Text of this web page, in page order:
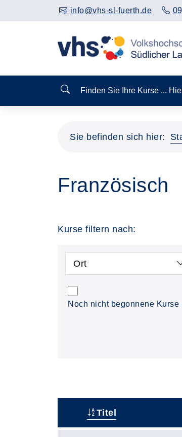
info@vhs-sl-fuerth.de
Finden Sie Ihre Kurse ...
Sie befinden sich hier:
Französisch
Kurse filtern nach:
Ort
Noch nicht begonnene Kurse
Titel